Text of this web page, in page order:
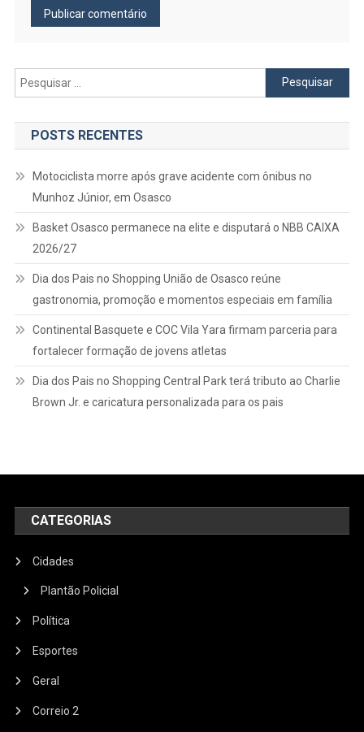
Pesquisar
por:
POSTS RECENTES
Motociclista morre após grave acidente com ônibus no
Munhoz Júnior, em Osasco
Basket Osasco permanece na elite e disputará o NBB CAIXA
2026/27
Dia dos Pais no Shopping União de Osasco reúne
gastronomia, promoção e momentos especiais em família
Continental Basquete e COC Vila Yara firmam parceria para
fortalecer formação de jovens atletas
Dia dos Pais no Shopping Central Park terá tributo ao Charlie
Brown Jr. e caricatura personalizada para os pais
CATEGORIAS
Cidades
Plantão Policial
Política
Esportes
Geral
Correio 2